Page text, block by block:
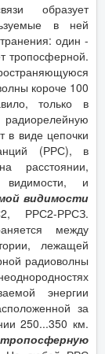
образует
в ней
один -
тропосферной.
короче 100
только в
в виде цепочки
(РРС), в
расстоянии,
видимости, и
видимости
РРС2-РРСЗ.
между
лежащей
радиоволны
энергии
за
250...350 км.
тропосферную